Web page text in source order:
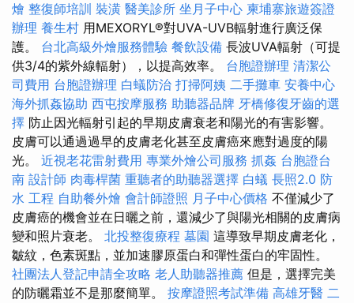
燴 整復師培訓 裝潢 醫美診所 坐月子中心 柬埔寨旅遊簽證
辦理 養生村 用MEXORYL®對UVA-UVB輻射進行廣泛保
護。 台北高級外燴服務體驗 餐飲設備 長波UVA輻射（可提
供3/4的紫外線輻射），以提高效率。 台胞證辦理 清潔公
司費用 台胞證辦理 白蟻防治 打掃阿姨 二手攤車 安養中心
海外抓姦協助 西屯按摩服務 助聽器品牌 牙橋修復牙齒的選
擇 防止因光輻射引起的早期皮膚衰老和陽光的有害影響。
皮膚可以通過過早的皮膚老化甚至皮膚癌來應對過度的陽
光。 近視老花雷射費用 專業外燴公司服務 抓姦 台胞證台
南 設計師 肉毒桿菌 重聽者的助聽器選擇 白蟻 長照2.0 防
水 工程 自助餐外燴 會計師證照 月子中心價格 不僅減少了
皮膚癌的機會並在日曬之前，還減少了與陽光相關的皮膚病
變和照片衰老。 北投整復療程 墓園 這導致早期皮膚老化，
皺紋，色素斑點，並加速膠原蛋白和彈性蛋白的牢固性。
社團法人登記申請全攻略 老人助聽器推薦 但是，選擇完美
的防曬霜並不是那麼簡單。 按摩證照考試準備 高雄牙醫 二